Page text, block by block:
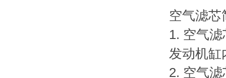
空气滤芯
1. 空气
发动机缸
2. 空气